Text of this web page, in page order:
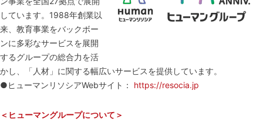
しています。1988年創業以
来、教育事業をバックボー
ンに多彩なサービスを展開
するグループの総合力を活
かし、「人材」に関する幅広いサービスを提供しています。
●ヒューマンリソシアWebサイト： https://resocia.jp
＜ヒューマングループについて＞